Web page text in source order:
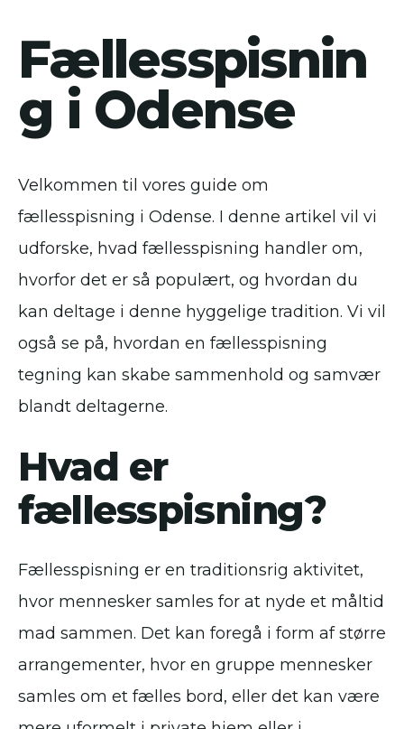
Fællesspisnin
g i Odense
Velkommen til vores guide om
fællesspisning i Odense. I denne artikel vil vi
udforske, hvad fællesspisning handler om,
hvorfor det er så populært, og hvordan du
kan deltage i denne hyggelige tradition. Vi vil
også se på, hvordan en fællesspisning
tegning kan skabe sammenhold og samvær
blandt deltagerne.
Hvad er
fællesspisning?
Fællesspisning er en traditionsrig aktivitet,
hvor mennesker samles for at nyde et måltid
mad sammen. Det kan foregå i form af større
arrangementer, hvor en gruppe mennesker
samles om et fælles bord, eller det kan være